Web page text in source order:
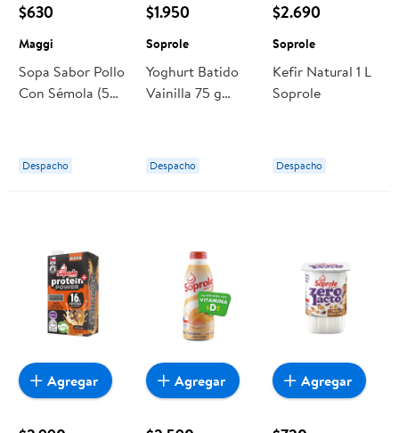
$630
Maggi
Sopa Sabor Pollo
Con Sémola (5
Despacho
$1.950
Soprole
Yoghurt Batido
Vainilla 75 g
Despacho
$2.690
Soprole
Kefir Natural 1 L
Soprole
Despacho
Agregar Agregar Agregar